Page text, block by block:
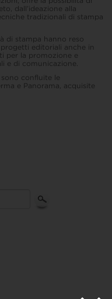
dall’ideazione alla
tradizionali di stampa
di stampa hanno reso
editoriali anche in
per la promozione e
e di comunicazione.
confluite le
e Panorama, acquisite